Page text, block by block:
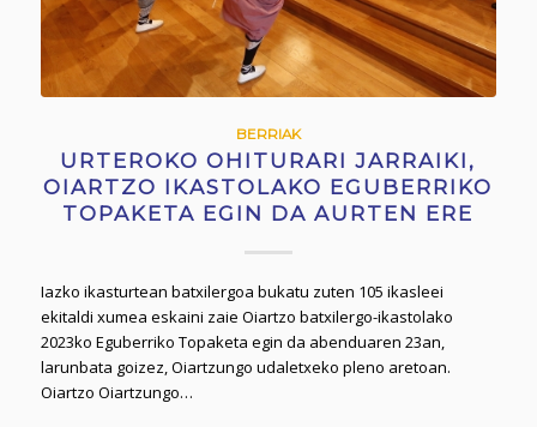
BERRIAK
URTEROKO OHITURARI JARRAIKI,
OIARTZO IKASTOLAKO EGUBERRIKO
TOPAKETA EGIN DA AURTEN ERE
Iazko ikasturtean batxilergoa bukatu zuten 105 ikasleei
ekitaldi xumea eskaini zaie Oiartzo batxilergo-ikastolako
2023ko Eguberriko Topaketa egin da abenduaren 23an,
larunbata goizez, Oiartzungo udaletxeko pleno aretoan.
Oiartzo Oiartzungo…